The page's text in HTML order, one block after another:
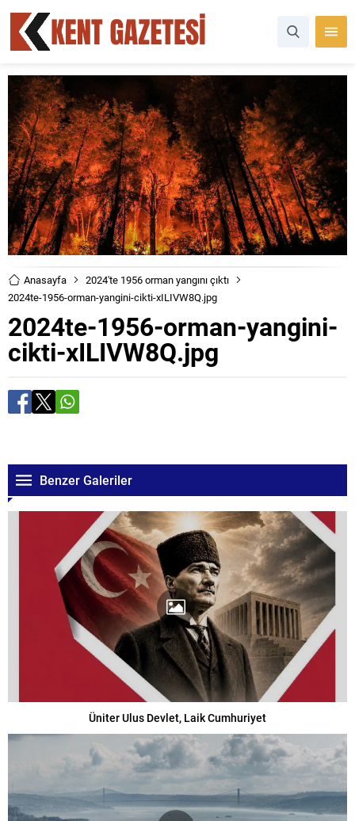
Anasayfa
2024'te 1956 orman yangını çıktı
2024te-1956-orman-yangini-cikti-xILIVW8Q.jpg
2024te-1956-orman-yangini-
cikti-xILIVW8Q.jpg
Benzer Galeriler
Üniter Ulus Devlet, Laik Cumhuriyet